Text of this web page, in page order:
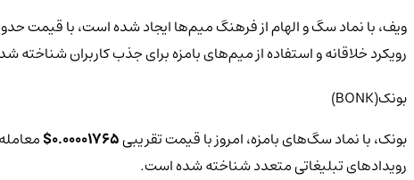
ویف، با نماد سگ و الهام از فرهنگ میم‌ها ایجاد شده است، با قیمت
رویکرد خلاقانه و استفاده از میم‌های بامزه برای جذب کاربران شناخته
بونک(BONK)
بونک، با نماد سگ‌های بامزه، امروز با قیمت تقریبی0.00001765$ معامله می‌شود. در 24
رویدادهای تبلیغاتی متعدد شناخته شده است.